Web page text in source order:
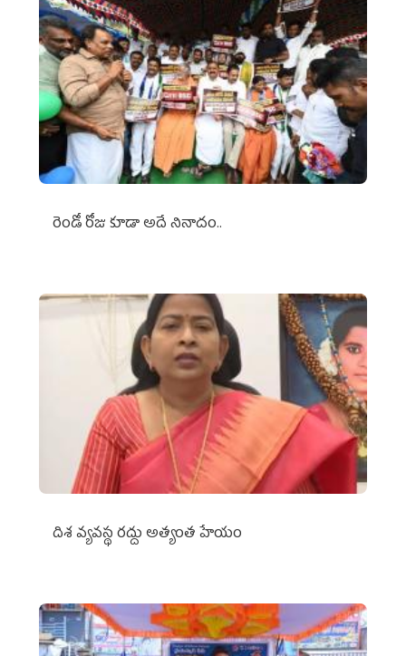
రెండో రోజు కూడా అదే నినాదం..
దిశ వ్యవస్థ రద్దు అత్యంత హేయం